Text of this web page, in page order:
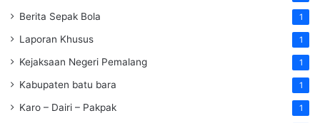
Berita Sepak Bola 1
Laporan Khusus 1
Kejaksaan Negeri Pemalang 1
Kabupaten batu bara 1
Karo – Dairi – Pakpak 1